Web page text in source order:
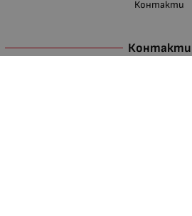
Контакти
Контакти